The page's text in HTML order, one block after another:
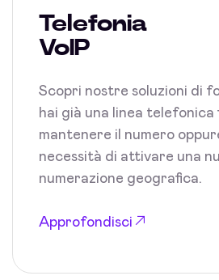
Telefonia
VoIP
Scopri nostre soluzioni di
hai già una linea telefonica
mantenere il numero
necessità di attivare una
numerazione geografica.
Approfondisci